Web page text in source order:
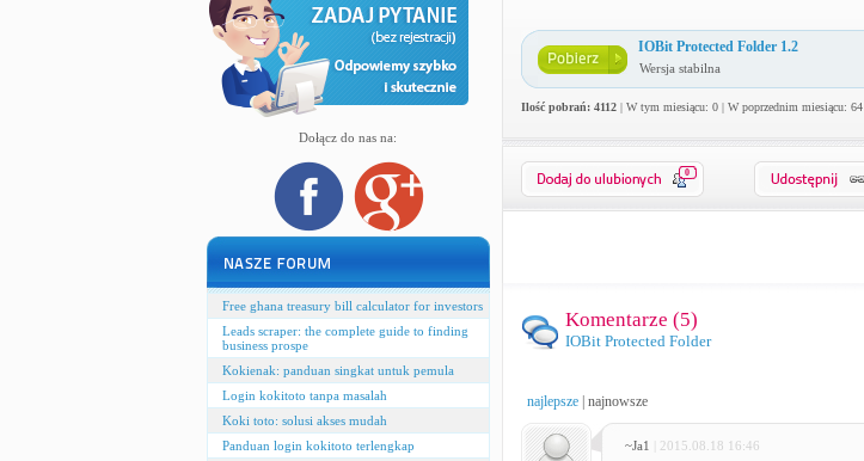
Dołącz do nas na:
Free ghana treasury bill calculator for investors
Leads scraper: the complete guide to finding
business prospe
Kokienak: panduan singkat untuk pemula
Login kokitoto tanpa masalah
Koki toto: solusi akses mudah
Panduan login kokitoto terlengkap
IOBit Protected Folder 1.2
Wersja stabilna
Ilość pobrań: 4112| W tym miesiącu: 0 | W poprzednim miesiącu: 64
0
Komentarze (5)
IOBit Protected Folder
najlepsze| najnowsze
~Ja1 | 2015.08.18 16:46